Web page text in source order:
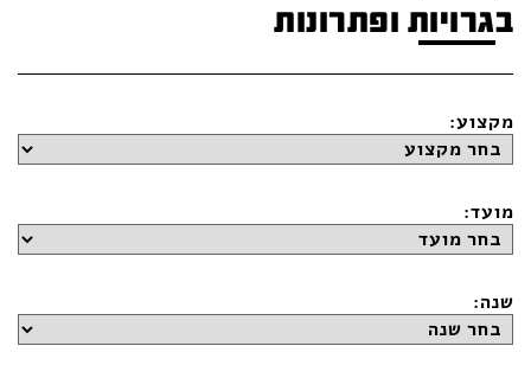
בגרויות ופתרונות
מקצוע:
מועד:
שנה: